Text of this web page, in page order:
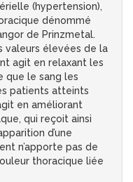
(hypertension),
dénommé
de Prinzmetal.
valeurs élevées de la
agit en relaxant les
que le sang les
patients atteints
agit en améliorant
qui reçoit ainsi
d’une
n’apporte pas de
thoracique liée